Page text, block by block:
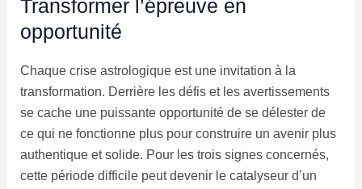
Transformer l’épreuve en
opportunité
Chaque crise astrologique est une invitation à la
transformation. Derrière les défis et les avertissements
se cache une puissante opportunité de se délester de
ce qui ne fonctionne plus pour construire un avenir plus
authentique et solide. Pour les trois signes concernés,
cette période difficile peut devenir le catalyseur d’un